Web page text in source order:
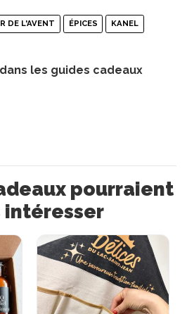
DE L'AVENT ÉPICES KANEL
les guides cadeaux
pourraient
intéresser